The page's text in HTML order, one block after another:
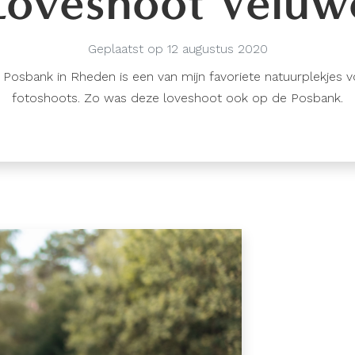
Geplaatst op 12 augustus 2020
in Rheden is een van mijn favoriete natuurplekjes
fotoshoots. Zo was deze loveshoot ook op de Posbank.